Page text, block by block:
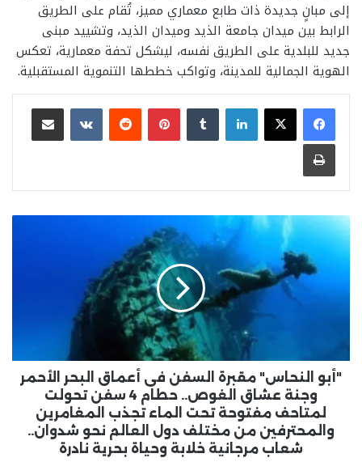
إلى مبانٍ جديدة ذات طابع معماري مميز، تُقام على الطريق
الرابط بين ميدان جامعة الذيد وميدان الذيد، وتشييد مبنى
جديد للبلدية على الطريق نفسه، ليشكل تحفة معمارية، تعكس
الهوية الجمالية للمدينة، وتواكب خططها التنموية المستقبلية.
لينكدإن بينتيريست
مشاركة عبر البريد
طباعة
"أبو
النحاس"
مقبرة
فى
أعماق
الأحمر
وجنة
عشاق
الغوص..
حطام
سفن
"أبو النحاس" مقبرة السفن فى أعماق البحر الأحمر
وجنة عشاق الغوص.. حطام 4 سفن تحولت
لمتاحف مفتوحة تحت الماء تجذب المغامرين
والمحترفين من مختلف دول العالم نحو شدوان..
شعاب مرجانية خلابة وحياة بحرية نادرة